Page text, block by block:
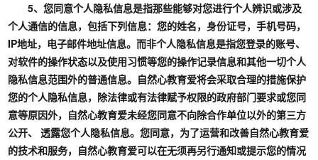
5、您同意个人隐私信息是指那些能够对您进行个人辨识或涉及
个人通信的信息，包括下列信息：您的姓名，身份证号，手机号码，
IP地址，电子邮件地址信息。而非个人隐私信息是指您登录的账号、
对软件的操作状态以及使用习惯等您的操作记录信息和其他一切个人
隐私信息范围外的普通信息。自然心教育爱将会采取合理的措施保护
您的个人隐私信息，除法律或有法律赋予权限的政府部门要求或您同
意等原因外，自然心教育爱未经您同意不向除合作单位以外的第三方
公开、 透露您个人隐私信息。您同意，为了运营和改善自然心教育爱
的技术和服务，自然心教育爱可以在无须再另行通知或提示您的情况